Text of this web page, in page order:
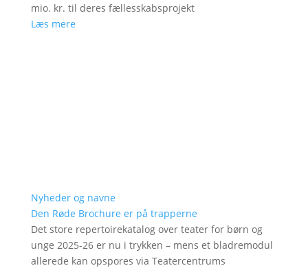
mio. kr. til deres fællesskabsprojekt
Læs mere
Nyheder og navne
Den Røde Brochure er på trapperne
Det store repertoirekatalog over teater for børn og
unge 2025-26 er nu i trykken – mens et bladremodul
allerede kan opspores via Teatercentrums